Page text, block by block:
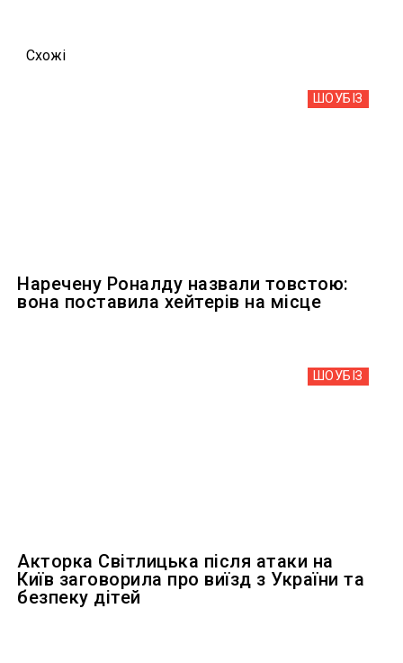
Схожi
ШОУБIЗ
Наречену Роналду назвали товстою:
вона поставила хейтерів на місце
ШОУБIЗ
Акторка Світлицька після атаки на
Київ заговорила про виїзд з України та
безпеку дітей